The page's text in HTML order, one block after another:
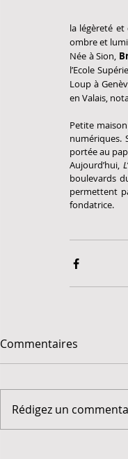
la légèreté
ombre et
Née à Sion,
l’Ecole
Loup à
en Valais,
Petite
numériques.
portée au
Aujourd’hui,
boulevards
permettent
fondatrice.
Commentaires
Rédigez un